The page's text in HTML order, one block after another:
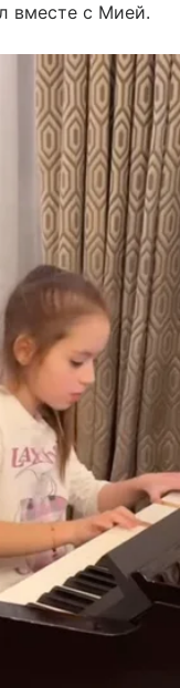
вместе с Мией.